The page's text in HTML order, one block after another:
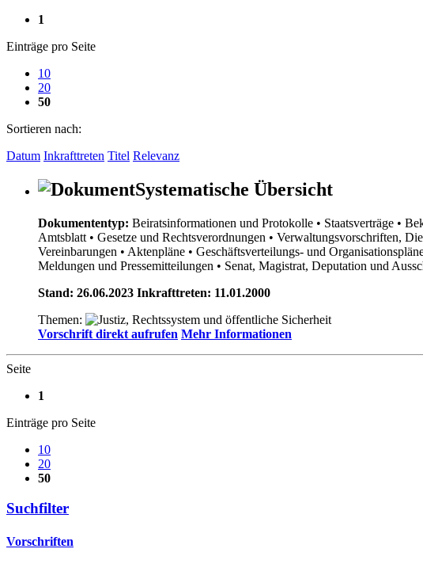
1
Einträge pro Seite
10
20
50
Sortieren nach:
Datum Inkrafttreten Titel Relevanz
Systematische Übersicht
Dokumententyp: Beiratsinformationen und Protokolle • Staatsverträge •
Amtsblatt • Gesetze und Rechtsverordnungen • Verwaltungsvorschriften,
Vereinbarungen • Aktenpläne • Geschäftsverteilungs- und
Meldungen und Pressemitteilungen • Senat, Magistrat, Deputation und
Stand: 26.06.2023 Inkrafttreten: 11.01.2000
Themen:
Vorschrift direkt aufrufen Mehr Informationen
Seite
1
Einträge pro Seite
10
20
50
Suchfilter
Vorschriften